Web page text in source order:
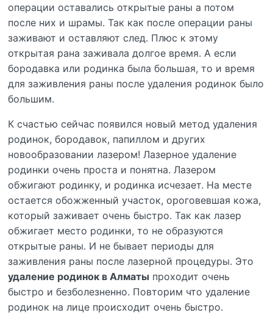
операции оставались открытые раны а потом
после них и шрамы. Так как после операции раны
заживают и оставляют след. Плюс к этому
открытая рана заживала долгое время. А если
бородавка или родинка была большая, то и время
для заживления раны после удаления родинок было
большим.
К счастью сейчас появился новый метод удаления
родинок, бородавок, папиллом и других
новообразовании лазером! Лазерное удаление
родинки очень проста и понятна. Лазером
обжигают родинку, и родинка исчезает. На месте
остается обожженный участок, ороговевшая кожа,
который заживает очень быстро. Так как лазер
обжигает место родинки, то не образуются
открытые раны. И не бывает периоды для
заживления раны после лазерной процедуры. Это
удаление родинок в Алматы проходит очень
быстро и безболезненно. Повторим что удаление
родинок на лице происходит очень быстро.